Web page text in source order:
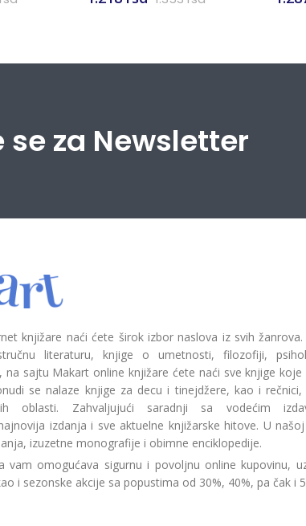
se za Newsletter
knjižare naći ćete širok izbor naslova iz svih
literaturu, knjige o umetnosti, filozofiji,
na sajtu Makart online knjižare ćete naći sve knjige koje
se nalaze knjige za decu i tinejdžere, kao i rečnici,
oblasti. Zahvaljujući saradnji sa vodećim
izdanja i sve aktuelne knjižarske hitove. U
izuzetne monografije i obimne enciklopedije.
vam omogućava sigurnu i povoljnu online kupovinu,
i sezonske akcije sa popustima od 30%, 40%, pa čak i